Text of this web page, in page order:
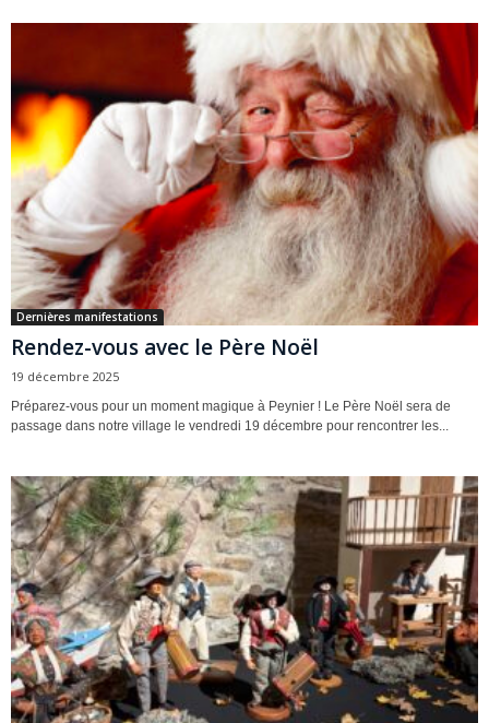
Dernières manifestations
Rendez-vous avec le Père Noël
19 décembre 2025
Préparez-vous pour un moment magique à Peynier ! Le Père Noël sera de
passage dans notre village le vendredi 19 décembre pour rencontrer les...